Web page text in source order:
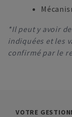
*Il peut y avoir
indiquées et les
confirmé par le
VOTRE